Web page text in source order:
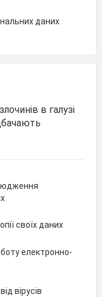
даних
в галузі
своїх даних
електронно-
вірусів